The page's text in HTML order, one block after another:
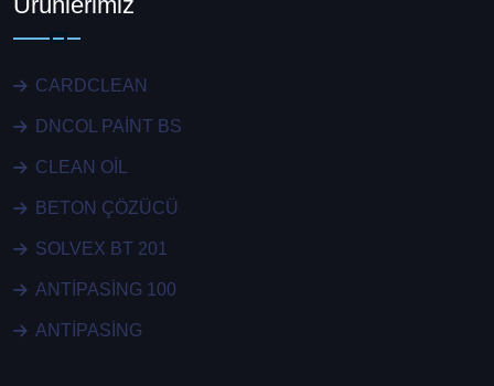
CARDCLEAN
DNCOL PAİNT BS
CLEAN OİL
BETON ÇÖZÜCÜ
SOLVEX BT 201
ANTİPASİNG 100
ANTİPASİNG